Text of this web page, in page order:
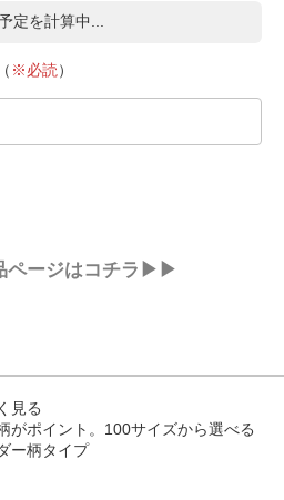
定を計算中...
※必読）
ページはコチラ▶▶
見る
がポイント。100サイズから選べる
ー柄タイプ